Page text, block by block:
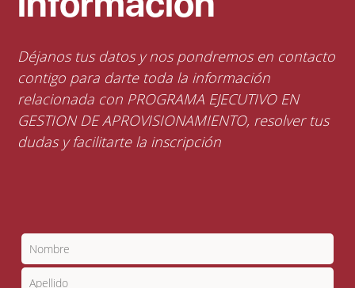
Déjanos tus datos y nos pondremos en contacto
contigo para darte toda la información
relacionada con PROGRAMA EJECUTIVO EN
GESTION DE APROVISIONAMIENTO, resolver tus
dudas y facilitarte la inscripción